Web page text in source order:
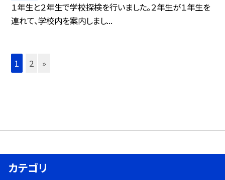
１年生と２年生で学校探検を行いました。２年生が１年生を
連れて、学校内を案内しまし...
1 2 »
カテゴリ